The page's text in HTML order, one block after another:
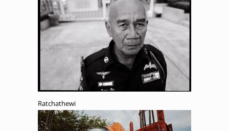
Ratchathewi